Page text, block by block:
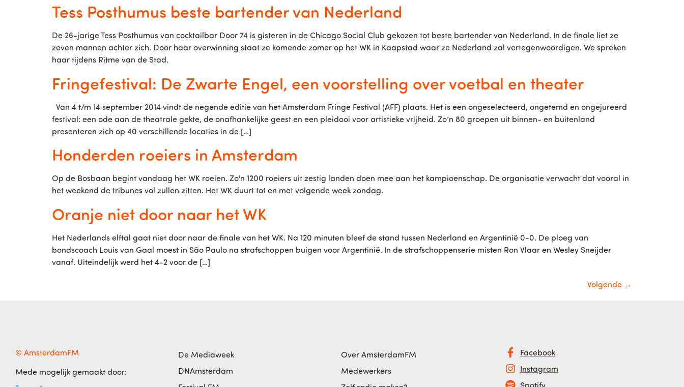
Tess Posthumus beste bartender van Nederland
De 26-jarige Tess Posthumus van cocktailbar Door 74 is gisteren in de Chicago Social Club gekozen tot beste bartender van Nederland. In de finale liet ze
zeven mannen achter zich. Door haar overwinning staat ze komende zomer op het WK in Kaapstad waar ze Nederland zal vertegenwoordigen. We spreken
haar tijdens Ritme van de Stad.
Fringefestival: De Zwarte Engel, een voorstelling over voetbal en theater
Van 4 t/m 14 september 2014 vindt de negende editie van het Amsterdam Fringe Festival (AFF) plaats. Het is een ongeselecteerd, ongetemd en ongejureerd
festival: een ode aan de theatrale gekte, de onafhankelijke geest en een pleidooi voor artistieke vrijheid. Zo’n 80 groepen uit binnen- en buitenland
presenteren zich op 40 verschillende locaties in de […]
Honderden roeiers in Amsterdam
Op de Bosbaan begint vandaag het WK roeien. Zo'n 1200 roeiers uit zestig landen doen mee aan het kampioenschap. De organisatie verwacht dat vooral in
het weekend de tribunes vol zullen zitten. Het WK duurt tot en met volgende week zondag.
Oranje niet door naar het WK
Het Nederlands elftal gaat niet door naar de finale van het WK. Na 120 minuten bleef de stand tussen Nederland en Argentinië 0-0. De ploeg van
bondscoach Louis van Gaal moest in São Paulo na strafschoppen buigen voor Argentinië. In de strafschoppenserie misten Ron Vlaar en Wesley Sneijder
vanaf. Uiteindelijk werd het 4-2 voor de […]
Volgende →
© AmsterdamFM
Mede mogelijk gemaakt door:
De Mediaweek
DNAmsterdam
Over AmsterdamFM
Medewerkers
Facebook
Instagram
Spotify